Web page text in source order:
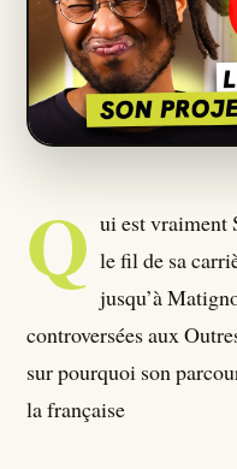
Qui Sommes Nous
Seumboy Vrainom:€
S'ABONNER
Q ui est vraiment
le fil de sa
jusqu’à
controversées aux
sur pourquoi son
la française